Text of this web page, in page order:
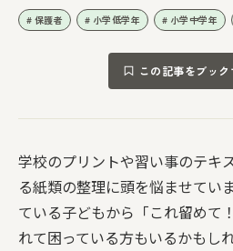
保護者 小学低学年 小学中学年
この記事をブック
学校のプリントや習い事のテキ
る紙類の整理に頭を悩ませて
ている子どもから「これ留めて
れて困っている方もいるかもし